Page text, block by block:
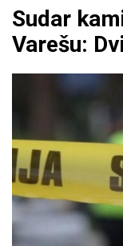
Sudar
Varešu: